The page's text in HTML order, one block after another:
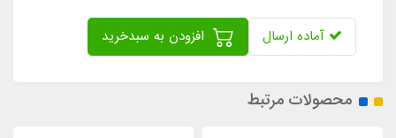
آماده ارسال
محصولات مرتبط